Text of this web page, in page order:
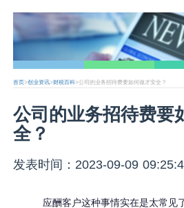
首页>创业资讯>财税百科>公司的业务招待费要如何做才安全？
公司的业务招待费要
全？
发表时间：2023-09-09
应酬客户这种事情实在是太常见